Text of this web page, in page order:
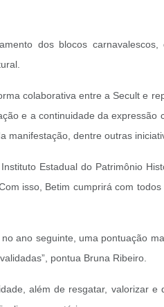
dos blocos
colaborativa entre a Secult e
e a continuidade da expressão
dentre outras
Estadual do Patrimônio
isso, Betim cumprirá com
ano seguinte, uma pontuação
pontua Bruna Ribeiro.
além de resgatar, valorizar